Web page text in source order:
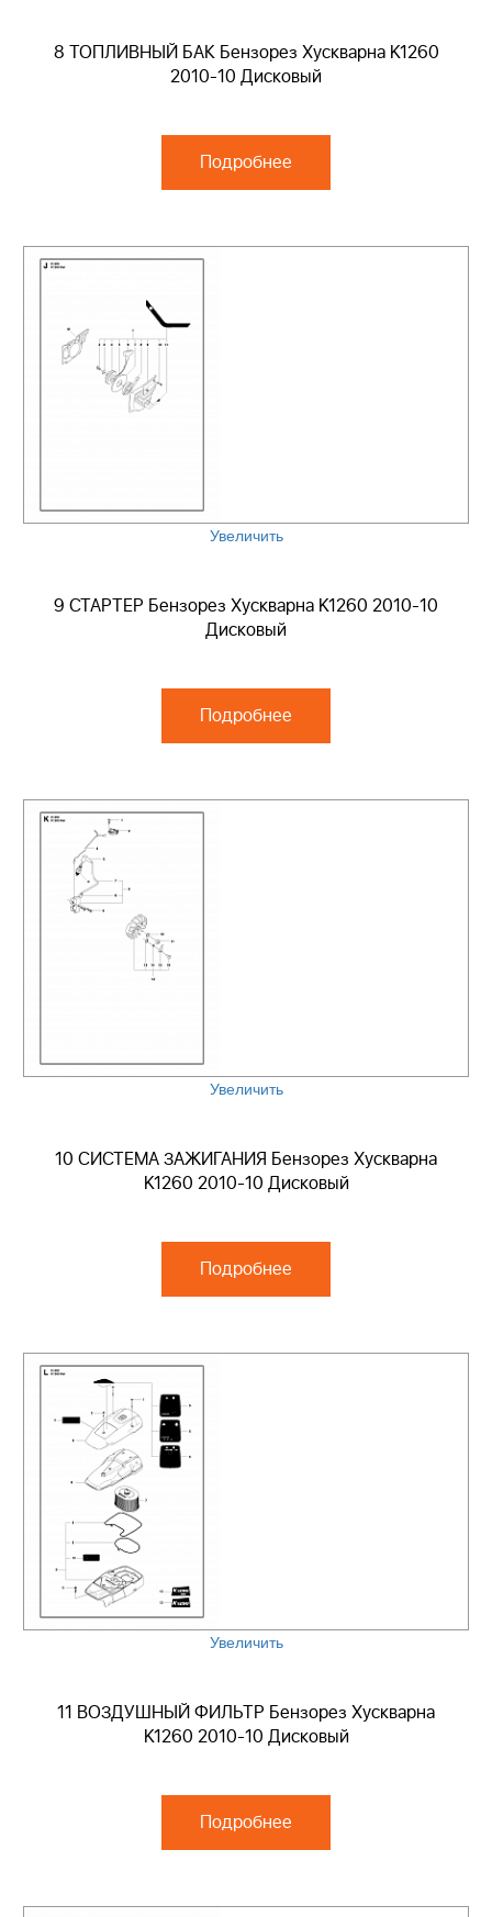
8 ТОПЛИВНЫЙ БАК Бензорез Хускварна K1260
2010-10 Дисковый
Подробнее
Увеличить
9 СТАРТЕР Бензорез Хускварна K1260 2010-10
Дисковый
Подробнее
Увеличить
10 СИСТЕМА ЗАЖИГАНИЯ Бензорез Хускварна
K1260 2010-10 Дисковый
Подробнее
Увеличить
11 ВОЗДУШНЫЙ ФИЛЬТР Бензорез Хускварна
K1260 2010-10 Дисковый
Подробнее